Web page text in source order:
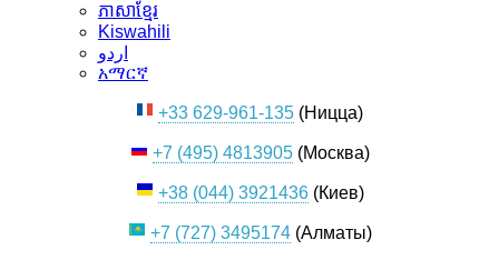
ភាសាខ្មែរ
Kiswahili
اردو
አማርኛ
+33 629-961-135 (Ницца)
+7 (495) 4813905(Москва)
+38 (044) 3921436(Киев)
+7 (727) 3495174(Алматы)